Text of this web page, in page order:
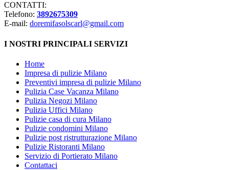
CONTATTI:
Telefono: 3892675309
E-mail: doremifasolscarl@gmail.com
I NOSTRI PRINCIPALI SERVIZI
Home
Impresa di pulizie Milano
Preventivi impresa di pulizie Milano
Pulizia Case Vacanza Milano
Pulizia Negozi Milano
Pulizia Uffici Milano
Pulizie casa di cura Milano
Pulizie condomini Milano
Pulizie post ristrutturazione Milano
Pulizie Ristoranti Milano
Servizio di Portierato Milano
Contattaci